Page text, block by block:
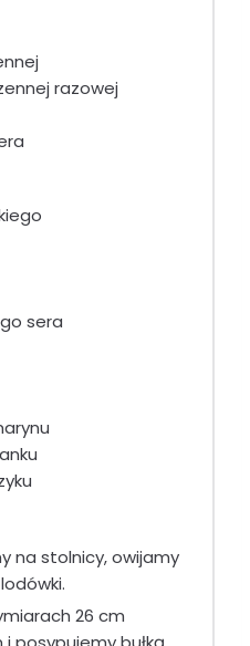
razowej
sera
na stolnicy, owijamy
26 cm